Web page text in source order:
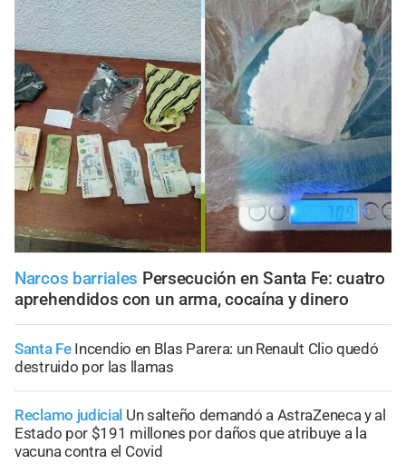
Narcos barriales Persecución en Santa Fe: cuatro
aprehendidos con un arma, cocaína y dinero
Santa Fe Incendio en Blas Parera: un Renault Clio quedó
destruido por las llamas
Reclamo judicial Un salteño demandó a AstraZeneca y al
Estado por $191 millones por daños que atribuye a la
vacuna contra el Covid